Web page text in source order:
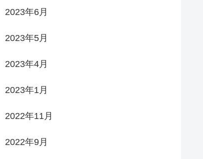
2023年6月
2023年5月
2023年4月
2023年1月
2022年11月
2022年9月